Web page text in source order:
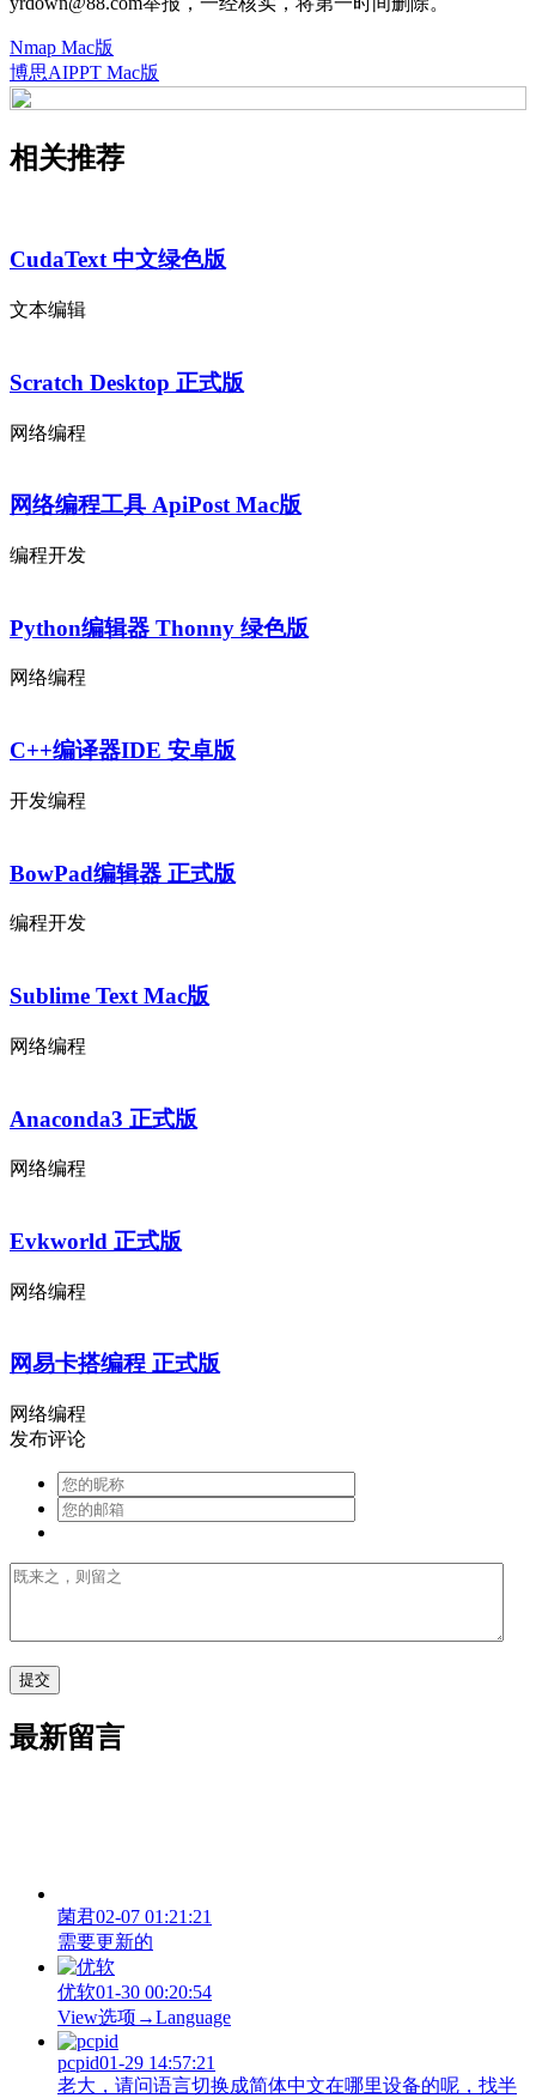
Nmap Mac版
博思AIPPT Mac版
相关推荐
CudaText 中文绿色版
文本编辑
Scratch Desktop 正式版
网络编程
网络编程工具 ApiPost Mac版
编程开发
Python编辑器 Thonny 绿色版
网络编程
C++编译器IDE 安卓版
开发编程
BowPad编辑器 正式版
编程开发
Sublime Text Mac版
网络编程
Anaconda3 正式版
网络编程
Evkworld 正式版
网络编程
网易卡搭编程 正式版
网络编程
发布评论
最新留言
菌君02-07 01:21:21
需要更新的
优软01-30 00:20:54
View‌选项→Language
pcpid01-29 14:57:21
老大，请问语言切换成简体中文在哪里设备的呢，找半